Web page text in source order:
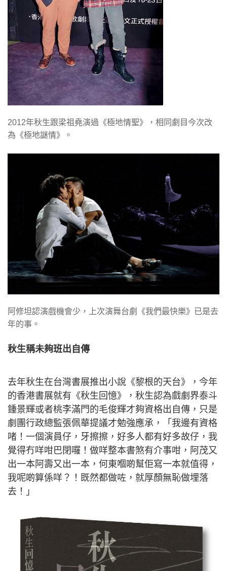
2012年秋生跟梁祖堯演過《極地情聖》，相同劇目今次改
為《極地謎情》。
阿修坦認演戲機會少，上次演舞台劇《我們最快樂》已是去
年的事。
秋生稱未夠班出自傳
去年秋生在台灣書展推出小說《黎根的天台》，今年
的香港書展就有《秋生回憶》，秋生認為戲劇界泰斗
鍾景輝或者桃李滿門的毛俊輝才夠資格出自傳，只是
劇團行政總監張佩華提議才勉強應承，「我邊有資格
啫！一個演員仔，牙擦擦，好多人都有好多故仔，我
覺得冇咩咁巴閉囉！做咩整本書煞有介事咁，阿茂又
出一本阿壽又出一本，何東嗰啲幫佢寫一本就值得，
我呢啲算係咩？！既然都做咗，就厚顏無恥做埋落
去！」